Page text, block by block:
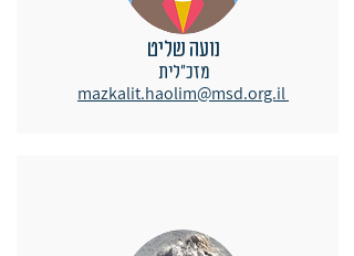
mazkalit.haolim@msd.org.il
מזכ"לית
נועה שליט